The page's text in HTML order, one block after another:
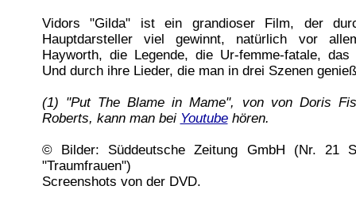
Vidors "Gilda" ist ein grandioser Film, der
Hauptdarsteller viel gewinnt, natürlich vor
Hayworth, die Legende, die Ur-femme-fatale, das
Und durch ihre Lieder, die man in drei Szenen
(1) "Put The Blame in Mame", von von Doris
Roberts, kann man bei Youtubehören.
© Bilder: Süddeutsche Zeitung GmbH (Nr. 21
"Traumfrauen")
Screenshots von der DVD.